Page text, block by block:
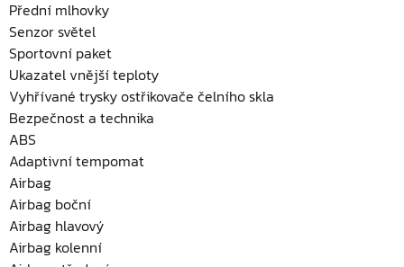
Přední mlhovky
Senzor světel
Sportovní paket
Ukazatel vnější teploty
Vyhřívané trysky ostřikovače čelního skla
Bezpečnost a technika
ABS
Adaptivní tempomat
Airbag
Airbag boční
Airbag hlavový
Airbag kolenní